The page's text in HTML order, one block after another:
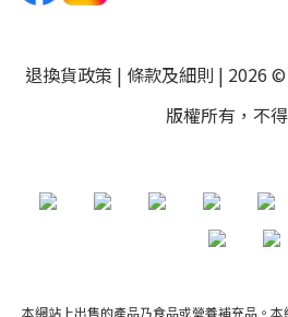
退換貨政策 | 條款及細則 | 2026
版權所有，不
本網站上出售的產品乃食品或營養補充品。